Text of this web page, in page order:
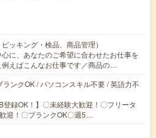
ッキング・検品、商品管理）
に、あなたのご希望に合わせたお仕事を
例えばこんなお仕事です／商品の…
ランクOK / パソコンスキル不要 / 英語力不
登録OK！】〇未経験大歓迎！〇フリータ
迎！〇ブランクOK〇週5…